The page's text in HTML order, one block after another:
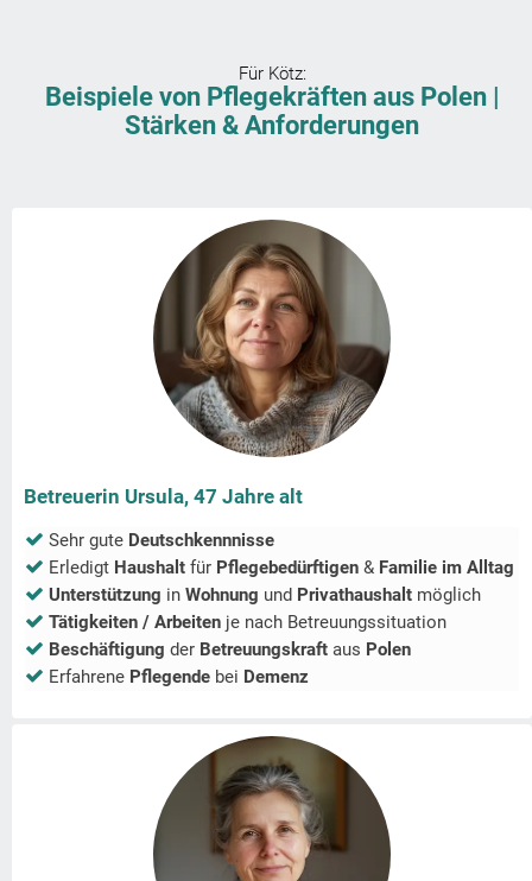
Für Kötz:
Beispiele von Pflegekräften aus Polen |
Stärken & Anforderungen
Betreuerin Ursula, 47 Jahre alt
Sehr gute Deutschkennnisse
Erledigt Haushalt für Pflegebedürftigen & Familie im Alltag
Unterstützung in Wohnung und Privathaushalt möglich
Tätigkeiten / Arbeiten je nach Betreuungssituation
Beschäftigung der Betreuungskraft aus Polen
Erfahrene Pflegende bei Demenz